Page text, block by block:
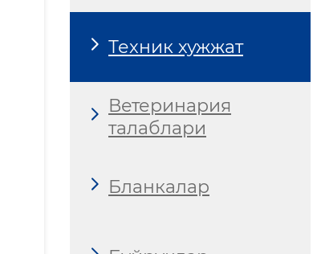
Техник хужжат
Ветеринария
талаблари
Бланкалар